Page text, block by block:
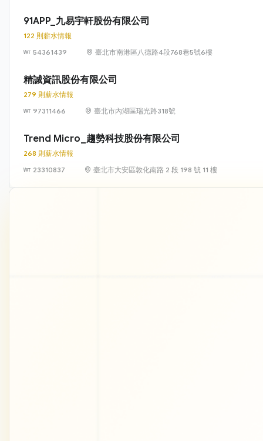
91APP_九易宇軒股份有限公司
122 則薪水情報
54361439
臺北市南港區八德路4段768巷5號6樓
精誠資訊股份有限公司
279 則薪水情報
97311466
臺北市內湖區瑞光路318號
Trend Micro_趨勢科技股份有限公司
268 則薪水情報
23310837
臺北市大安區敦化南路 2 段 198 號 11 樓